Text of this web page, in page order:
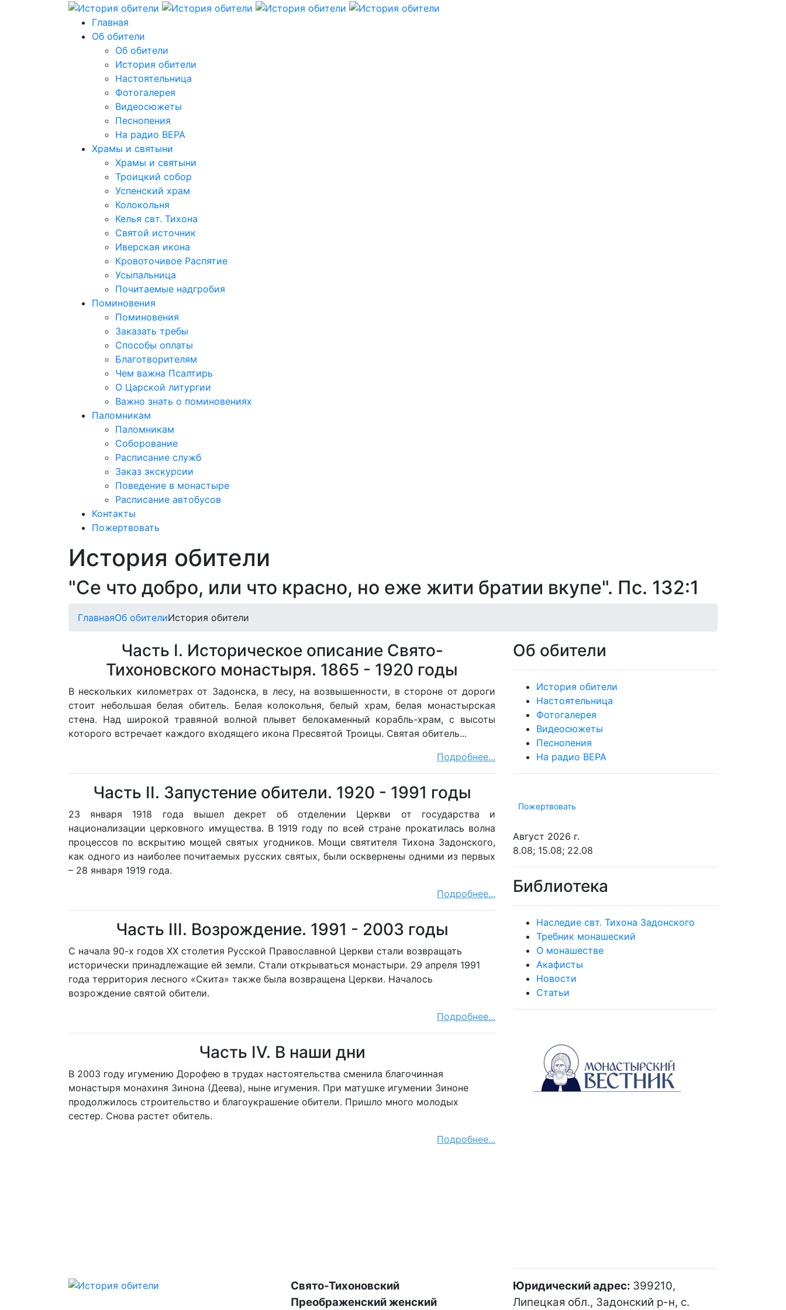
Главная
Об обители
Об обители
История обители
Настоятельница
Фотогалерея
Видеосюжеты
Песнопения
На радио ВЕРА
Храмы и святыни
Храмы и святыни
Троицкий собор
Успенский храм
Колокольня
Келья свт. Тихона
Святой источник
Иверская икона
Кровоточивое Распятие
Усыпальница
Почитаемые надгробия
Поминовения
Поминовения
Заказать требы
Способы оплаты
Благотворителям
Чем важна Псалтирь
О Царской литургии
Важно знать о поминовениях
Паломникам
Паломникам
Соборование
Расписание служб
Заказ экскурсии
Поведение в монастыре
Расписание автобусов
Контакты
Пожертвовать
История обители
"Се что добро, или что красно, но еже жити братии вкупе". Пс. 132:1
ГлавнаяОб обителиИстория обители
Часть I. Историческое описание Свято-
Тихоновского монастыря. 1865 - 1920 годы
В нескольких километрах от Задонска, в лесу, на возвышенности, в стороне от дороги
стоит небольшая белая обитель. Белая колокольня, белый храм, белая монастырская
стена. Над широкой травяной волной плывет белокаменный корабль-храм, с высоты
которого встречает каждого входящего икона Пресвятой Троицы. Святая обитель...
Подробнее...
Часть II. Запустение обители. 1920 - 1991 годы
23 января 1918 года вышел декрет об отделении Церкви от государства и
национализации церковного имущества. В 1919 году по всей стране прокатилась волна
процессов по вскрытию мощей святых угодников. Мощи святителя Тихона Задонского,
как одного из наиболее почитаемых русских святых, были осквернены одними из первых
– 28 января 1919 года.
Подробнее...
Часть III. Возрождение. 1991 - 2003 годы
С начала 90-х годов XX столетия Русской Православной Церкви стали возвращать
исторически принадлежащие ей земли. Стали открываться монастыри. 29 апреля 1991
года территория лесного «Скита» также была возвращена Церкви. Началось
возрождение святой обители.
Подробнее...
Часть IV. В наши дни
В 2003 году игумению Дорофею в трудах настоятельства сменила благочинная
монастыря монахиня Зинона (Деева), ныне игумения. При матушке игумении Зиноне
продолжилось строительство и благоукрашение обители. Пришло много молодых
сестер. Снова растет обитель.
Подробнее...
Об обители
История обители
Настоятельница
Фотогалерея
Видеосюжеты
Песнопения
На радио ВЕРА
Пожертвовать
Август 2026 г.
8.08; 15.08; 22.08
Библиотека
Наследие свт. Тихона Задонского
Требник монашеский
О монашестве
Акафисты
Новости
Статьи
Свято-Тихоновский
Преображенский женский
Юридический адрес: 399210,
Липецкая обл., Задонский р-н, с.